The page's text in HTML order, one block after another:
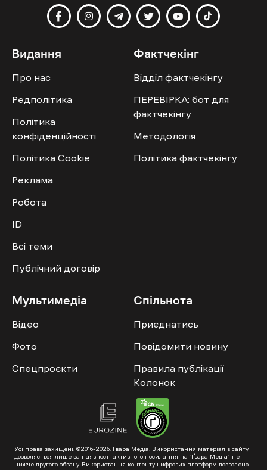
Видання
Про нас
Редполітика
Політика
конфіденційності
Політика Cookie
Реклама
Робота
ID
Всі теми
Публічний договір
Фактчекінг
Відділ фактчекінгу
ПЕРЕВІРКА: бот для
фактчекінгу
Методологія
Політика фактчекінгу
Мультимедіа
Відео
Фото
Спецпроєкти
Спільнота
Приєднатись
Повідомити новину
Правила публікації
Колонок
Усі права захищені. ©2016-2026. Ґвара Медіа. Використання матеріалів сайту
дозволяється лише за наявності активного посилання на “Ґвара Медіа” не
нижче другого абзацу. Використання контенту цифрових платформ дозволено